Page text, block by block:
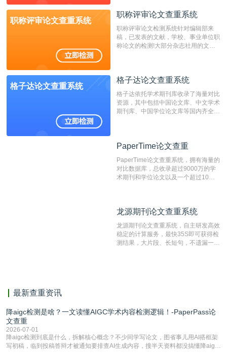
检测速度快、精度高，市场反映良好。
职称评审论文查重系统
职称评审论文查重系统
职称评审论文检测系统针对编辑部来
稿，已发表的文献，学校、事业单位职
称论文的检测!大部分杂志社用的文献
编辑部检测来稿和已发表的文献,检测
测时注意填写第一作者,才能排除已发
表文献复制比。（限制字符数1万）
格子达论文查重系统
格子达论文查重系统
格子达依托学术期刊库收录了海量对比
资源，其中包括中国论文库、中文学术
期刊库、中国学位论文库等国内齐全的
系统，可检测中文、英文两种语言的论
PaperTime论文查重
PaperTime论文查重系统，拥有海量的
对比数据库，总收录超过9000万的学
术期刊和学位论文以及一个超过10亿
对，利用指纹索引快速而精准地在云检
有相似的片段，该项技术检测速度快、
准确率高，市场反映良好。
龙源期刊论文查重系统
龙源期刊论文查重系统，自主研发高效
稳定的计算服务，最快35S即可获得检
测结果，大片段、长短句，不遗漏一处
最新查重资讯
降aigc检测是啥？一文读懂AIGC学术内容检测逻辑！-PaperPass论
文查重
2026-07-01
降aigc检测到底是什么，拆解核心概念？不少同学写论文，图省事儿用AI搭框架
写初稿，临到投稿答辩才被通知要排查AI生成内容，搜半天资料都没搞懂降aigc